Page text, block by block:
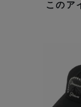
このア